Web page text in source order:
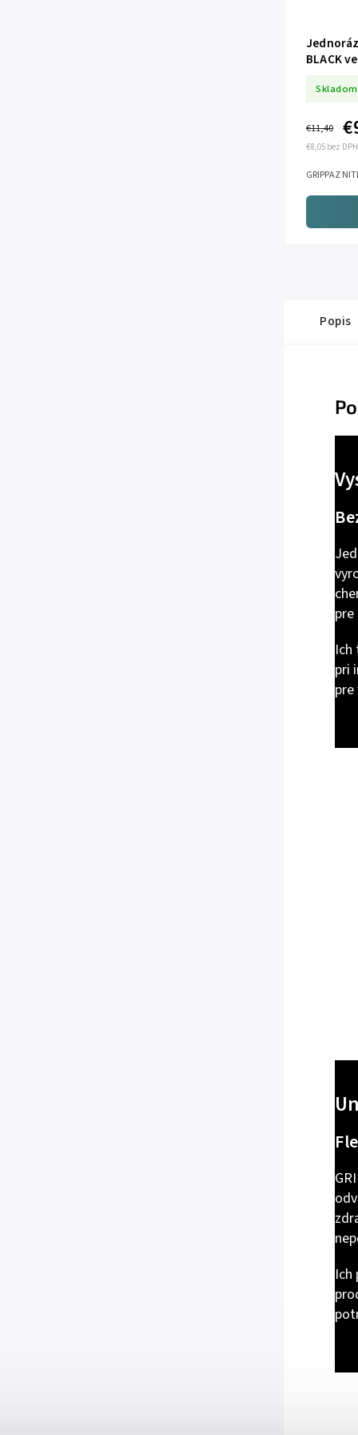
BLACK
Skladom
€8,05 bez DPH
€11,40
GRIPPAZ
Popis
Ich
pri
Ich